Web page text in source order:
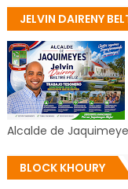
JELVIN DAIRENY
Alcalde de
BLOCK KHOURY